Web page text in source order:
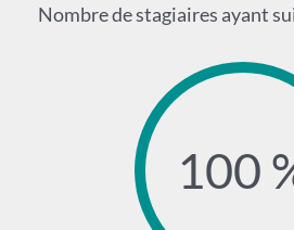
Nombre de stagiaires ayant
100